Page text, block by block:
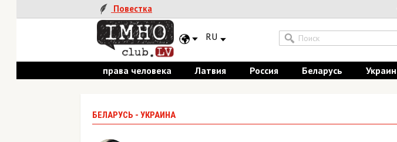
Повестка
RU
права человека Латвия Россия Беларусь Украина
БЕЛАРУСЬ - УКРАИНА